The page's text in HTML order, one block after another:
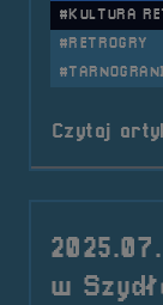
#KULTURA
#RETROGRY
Czytaj
w